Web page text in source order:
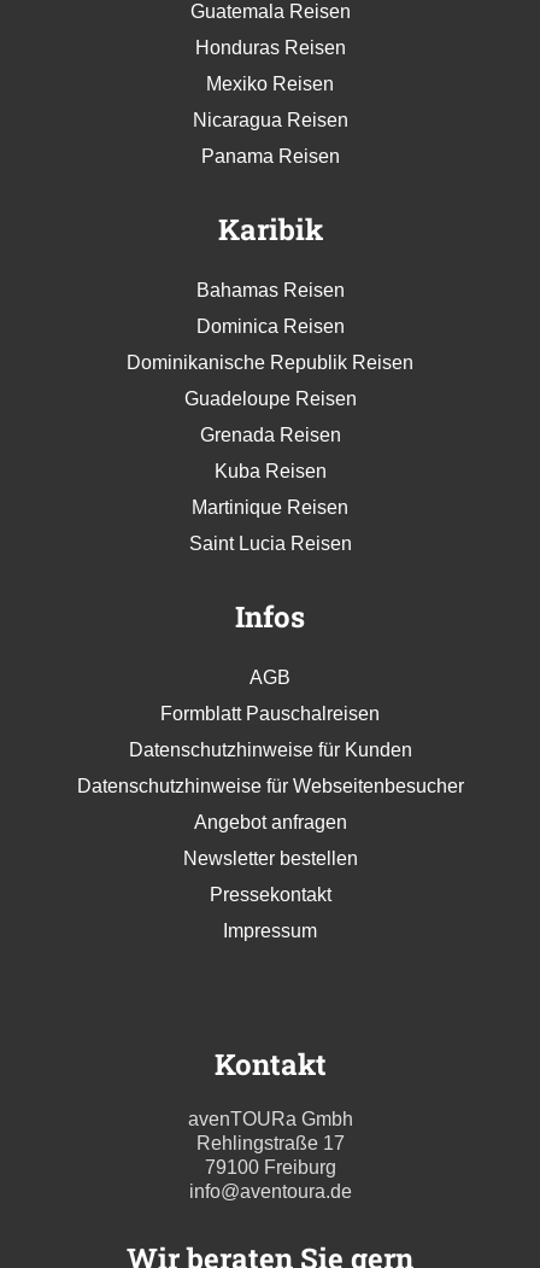
Guatemala Reisen
Honduras Reisen
Mexiko Reisen
Nicaragua Reisen
Panama Reisen
Karibik
Bahamas Reisen
Dominica Reisen
Dominikanische Republik Reisen
Guadeloupe Reisen
Grenada Reisen
Kuba Reisen
Martinique Reisen
Saint Lucia Reisen
Infos
AGB
Formblatt Pauschalreisen
Datenschutzhinweise für Kunden
Datenschutzhinweise für Webseitenbesucher
Angebot anfragen
Newsletter bestellen
Pressekontakt
Impressum
Kontakt
avenTOURa Gmbh
Rehlingstraße 17
79100 Freiburg
info@aventoura.de
Wir beraten Sie gern